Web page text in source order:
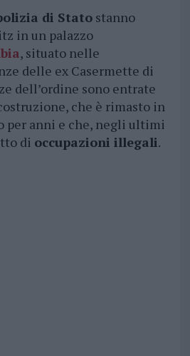
di Statostanno
in un palazzo
, situato nelle
delle ex Casermette di
dell’ordine sono entrate
che è rimasto in
per anni e che, negli ultimi
di occupazioni illegali.